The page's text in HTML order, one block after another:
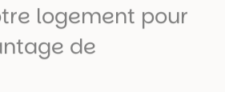
logement pour
de